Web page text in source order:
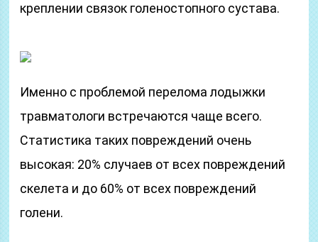
креплении связок голеностопного сустава.
Именно с проблемой перелома лодыжки
травматологи встречаются чаще всего.
Статистика таких повреждений очень
высокая: 20% случаев от всех повреждений
скелета и до 60% от всех повреждений
голени.